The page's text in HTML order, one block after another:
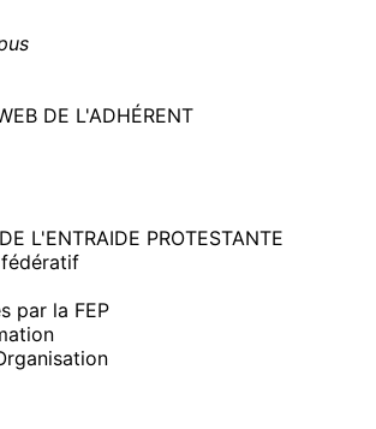
DE L'ADHÉRENT(NOUVELLE
L'ENTRAIDE PROTESTANTE
par la FEP